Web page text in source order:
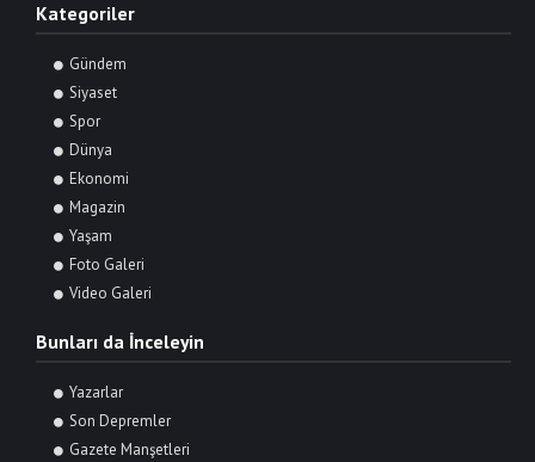
Kategoriler
Gündem
Siyaset
Spor
Dünya
Ekonomi
Magazin
Yaşam
Foto Galeri
Video Galeri
Bunları da İnceleyin
Yazarlar
Son Depremler
Gazete Manşetleri